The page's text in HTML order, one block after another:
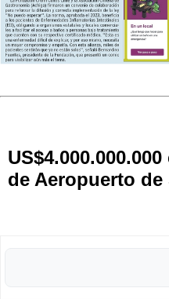
de Aeropuerto de